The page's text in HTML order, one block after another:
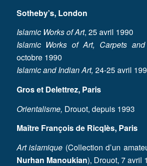
Sotheby’s, London
Islamic Works of Art, 25 avril 1990
Islamic Works of Art, Carpets and
octobre 1990
Islamic and Indian Art, 24-25 avril
Gros et Delettrez, Paris
Orientalisme, Drouot, depuis 1993
Maître François de Ricqlès, Paris
Art islamique (Collection d’un
Nurhan Manoukian), Drouot, 7 avril